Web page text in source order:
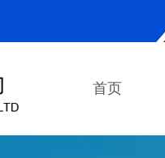
首页